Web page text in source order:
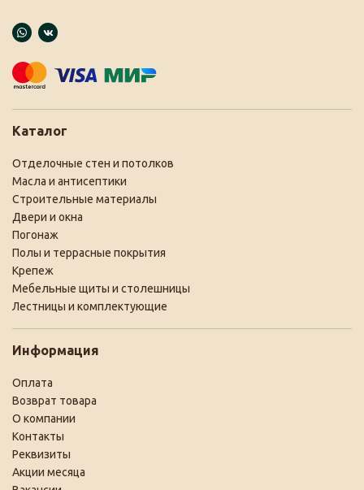
Каталог
Отделочные стен и потолков
Масла и антисептики
Строительные материалы
Двери и окна
Погонаж
Полы и террасные покрытия
Крепеж
Мебельные щиты и столешницы
Лестницы и комплектующие
Информация
Оплата
Возврат товара
О компании
Контакты
Реквизиты
Акции месяца